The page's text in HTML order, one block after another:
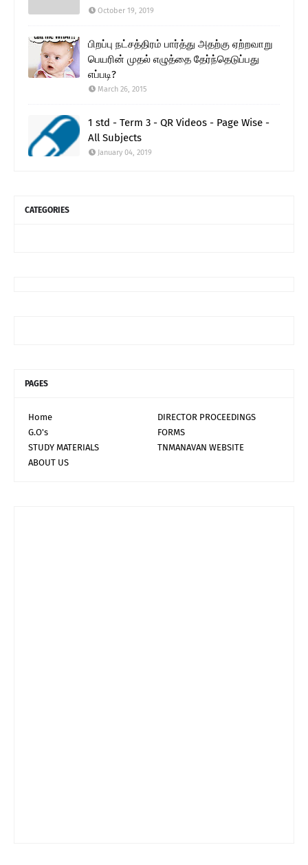
October 19, 2019
பிறப்பு நட்சத்திரம் பார்த்து அதற்கு ஏற்றவாறு
பெயரின் முதல் எழுத்தை தேர்ந்தெடுப்பது
எப்படி?
March 26, 2015
1 std - Term 3 - QR Videos - Page Wise -
All Subjects
January 04, 2019
CATEGORIES
PAGES
Home
DIRECTOR PROCEEDINGS
G.O's
FORMS
STUDY MATERIALS
TNMANAVAN WEBSITE
ABOUT US